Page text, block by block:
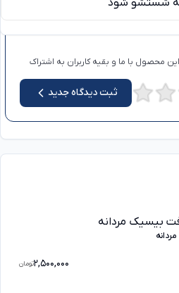
محصول با ما و بقیه کاربران به اشتراک
ثبت دیدگاه جدید
2,500,000تومان